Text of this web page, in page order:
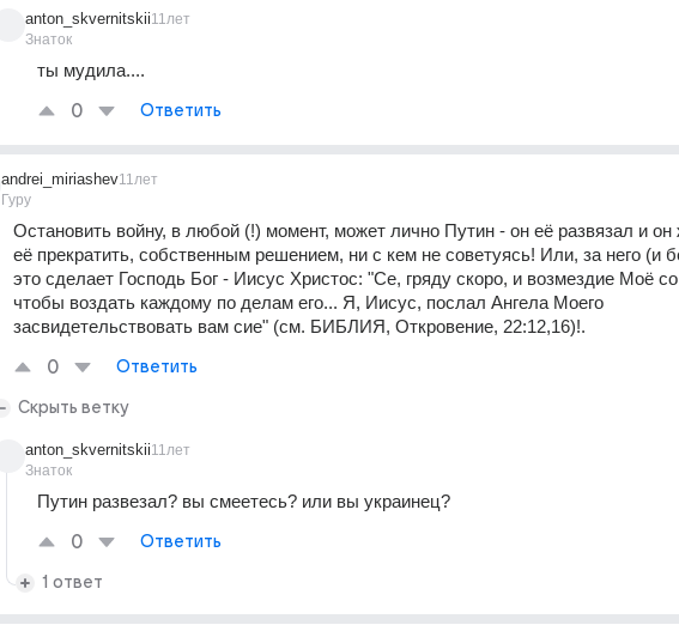
anton_skvernitskii
Знаток
11лет
ты мудила....
0 Ответить
andrei_miriashev
Гуру
11лет
Остановить войну, в любой (!) момент, может лично Путин - он её развязал и
её прекратить, собственным решением, ни с кем не советуясь! Или, за него (и
это сделает Господь Бог - Иисус Христос: "Се, гряду скоро, и возмездие Моё
чтобы воздать каждому по делам его... Я, Иисус, послал Ангела Моего
засвидетельствовать вам сие" (см. БИБЛИЯ, Откровение, 22:12,16)!.
0 Ответить
Скрыть ветку
anton_skvernitskii
Знаток
11лет
Путин развезал? вы смеетесь? или вы украинец?
0 Ответить
1 ответ